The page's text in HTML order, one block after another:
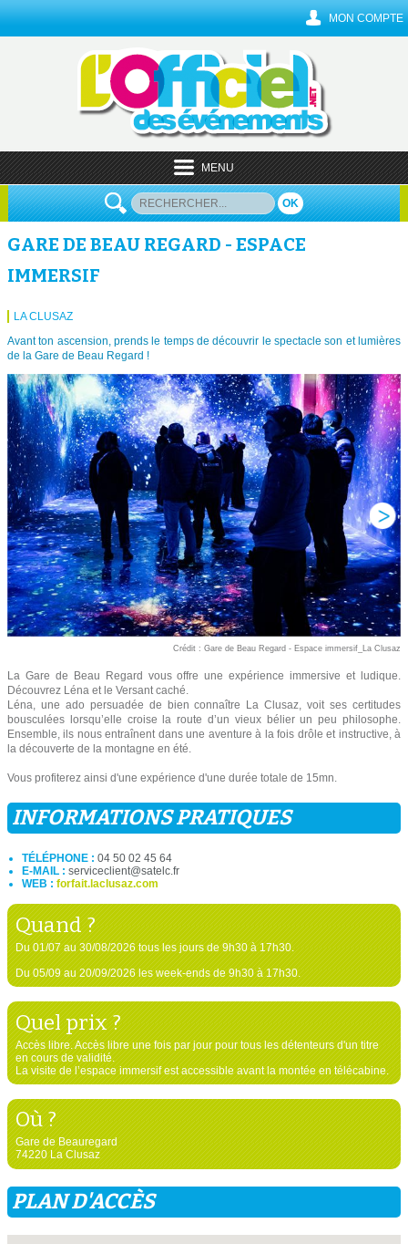
MON COMPTE
MENU
OK
GARE DE BEAU REGARD - ESPACE
IMMERSIF
LA CLUSAZ
Avant ton ascension, prends le temps de découvrir le spectacle son et lumières
de la Gare de Beau Regard !
Crédit : Gare de Beau Regard - Espace immersif_La Clusaz
La Gare de Beau Regard vous offre une expérience immersive et ludique.
Découvrez Léna et le Versant caché.
Léna, une ado persuadée de bien connaître La Clusaz, voit ses certitudes
bousculées lorsqu’elle croise la route d’un vieux bélier un peu philosophe.
Ensemble, ils nous entraînent dans une aventure à la fois drôle et instructive, à
la découverte de la montagne en été.
Vous profiterez ainsi d'une expérience d'une durée totale de 15mn.
INFORMATIONS PRATIQUES
TÉLÉPHONE : 04 50 02 45 64
E-MAIL : serviceclient@satelc.fr
WEB : forfait.laclusaz.com
Quand ?
Du 01/07 au 30/08/2026 tous les jours de 9h30 à 17h30.
Du 05/09 au 20/09/2026 les week-ends de 9h30 à 17h30.
Quel prix ?
Accès libre. Accès libre une fois par jour pour tous les détenteurs d'un titre
en cours de validité.
La visite de l’espace immersif est accessible avant la montée en télécabine.
Où ?
Gare de Beauregard
74220 La Clusaz
PLAN D'ACCÈS